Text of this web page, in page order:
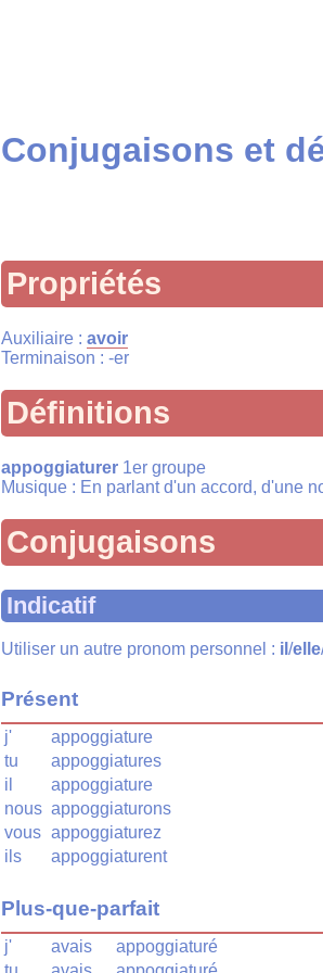
Conjugaisons et
Propriétés
Auxiliaire : avoir
Terminaison : -er
Définitions
appoggiaturer 1er groupe
Musique : En parlant d'un accord, d'une
Conjugaisons
Indicatif
Utiliser un autre pronom personnel : il /elle
Présent
j'
appoggiature
tu
appoggiatures
il
appoggiature
nous appoggiaturons
vous appoggiaturez
ils
appoggiaturent
Plus-que-parfait
j' avais
appoggiaturé